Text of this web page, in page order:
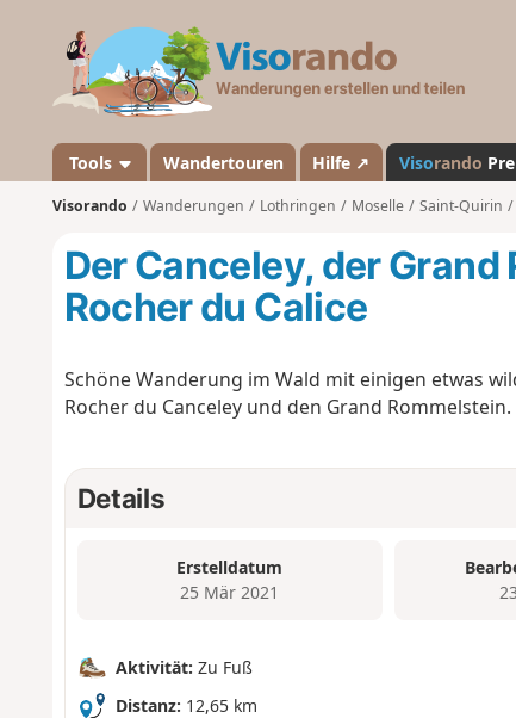
a
n
d
Tools Wandertouren Hilfe ↗ Visorando
Visorando Wanderungen Lothringen Moselle Saint-Quirin
Der Canceley, der
Rocher du Calice
Schöne Wanderung im Wald mit einigen etwas
Rocher du Canceley und den Grand Rommelstein.
Details
Erstelldatum
25 Mär 2021
Aktivität: Zu Fuß
Distanz: 12,65 km